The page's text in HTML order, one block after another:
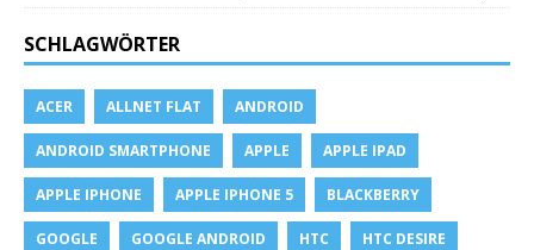
SCHLAGWÖRTER
ACER ALLNET FLAT ANDROID
ANDROID SMARTPHONE APPLE APPLE IPAD
APPLE IPHONE APPLE IPHONE 5 BLACKBERRY
GOOGLE GOOGLE ANDROID HTC HTC DESIRE